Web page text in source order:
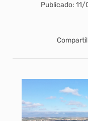
Publicado: